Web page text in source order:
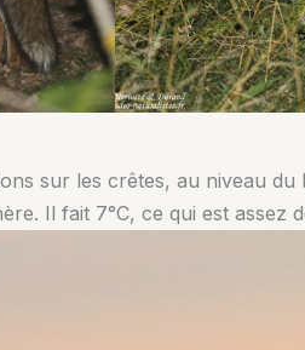
sur les crêtes, au niveau
Il fait 7°C, ce qui est